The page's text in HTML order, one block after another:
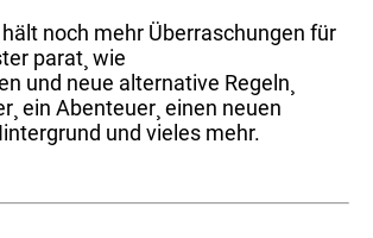
hält noch mehr Überraschungen für
parat¸ wie
und neue alternative Regeln¸
ein Abenteuer¸ einen neuen
und vieles mehr.